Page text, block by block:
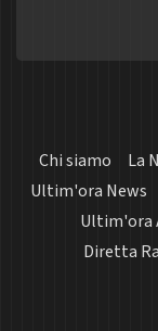
Chi siamo La
Ultim'ora News
Ultim'ora
Diretta